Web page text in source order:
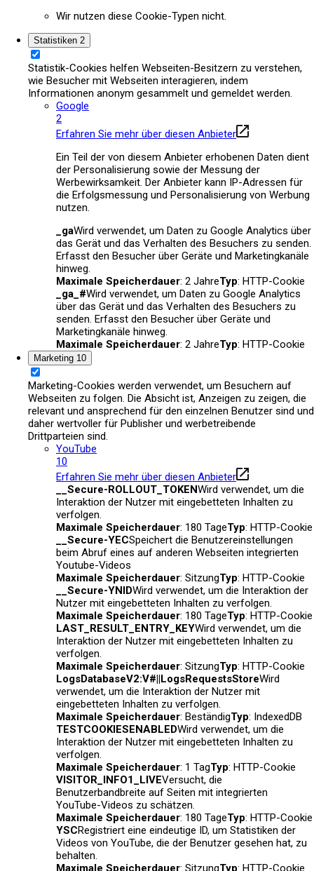
Wir nutzen diese Cookie-Typen nicht.
Statistiken 2
Statistik-Cookies helfen Webseiten-Besitzern zu verstehen,
wie Besucher mit Webseiten interagieren, indem
Informationen anonym gesammelt und gemeldet werden.
Google
2
Erfahren Sie mehr über diesen Anbieter
Ein Teil der von diesem Anbieter erhobenen Daten dient
der Personalisierung sowie der Messung der
Werbewirksamkeit. Der Anbieter kann IP-Adressen für
die Erfolgsmessung und Personalisierung von Werbung
nutzen.
_gaWird verwendet, um Daten zu Google Analytics über
das Gerät und das Verhalten des Besuchers zu senden.
Erfasst den Besucher über Geräte und Marketingkanäle
hinweg.
Maximale Speicherdauer: 2 JahreTyp: HTTP-Cookie
_ga_#Wird verwendet, um Daten zu Google Analytics
über das Gerät und das Verhalten des Besuchers zu
senden. Erfasst den Besucher über Geräte und
Marketingkanäle hinweg.
Maximale Speicherdauer: 2 JahreTyp: HTTP-Cookie
Marketing 10
Marketing-Cookies werden verwendet, um Besuchern auf
Webseiten zu folgen. Die Absicht ist, Anzeigen zu zeigen, die
relevant und ansprechend für den einzelnen Benutzer sind und
daher wertvoller für Publisher und werbetreibende
Drittparteien sind.
YouTube
10
Erfahren Sie mehr über diesen Anbieter
__Secure-ROLLOUT_TOKENWird verwendet, um die
Interaktion der Nutzer mit eingebetteten Inhalten zu
verfolgen.
Maximale Speicherdauer: 180 TageTyp: HTTP-Cookie
__Secure-YECSpeichert die Benutzereinstellungen
beim Abruf eines auf anderen Webseiten integrierten
Youtube-Videos
Maximale Speicherdauer: SitzungTyp: HTTP-Cookie
__Secure-YNIDWird verwendet, um die Interaktion der
Nutzer mit eingebetteten Inhalten zu verfolgen.
Maximale Speicherdauer: 180 TageTyp: HTTP-Cookie
LAST_RESULT_ENTRY_KEYWird verwendet, um die
Interaktion der Nutzer mit eingebetteten Inhalten zu
verfolgen.
Maximale Speicherdauer: SitzungTyp: HTTP-Cookie
LogsDatabaseV2:V#||LogsRequestsStoreWird
verwendet, um die Interaktion der Nutzer mit
eingebetteten Inhalten zu verfolgen.
Maximale Speicherdauer: BeständigTyp: IndexedDB
TESTCOOKIESENABLEDWird verwendet, um die
Interaktion der Nutzer mit eingebetteten Inhalten zu
verfolgen.
Maximale Speicherdauer: 1 TagTyp: HTTP-Cookie
VISITOR_INFO1_LIVEVersucht, die
Benutzerbandbreite auf Seiten mit integrierten
YouTube-Videos zu schätzen.
Maximale Speicherdauer: 180 TageTyp: HTTP-Cookie
YSCRegistriert eine eindeutige ID, um Statistiken der
Videos von YouTube, die der Benutzer gesehen hat, zu
behalten.
Maximale Speicherdauer: SitzungTyp: HTTP-Cookie